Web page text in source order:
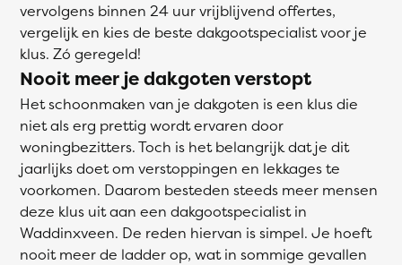
vervolgens binnen 24 uur vrijblijvend offertes,
vergelijk en kies de beste dakgootspecialist voor je
klus. Zó geregeld!
Nooit meer je dakgoten verstopt
Het schoonmaken van je dakgoten is een klus die
niet als erg prettig wordt ervaren door
woningbezitters. Toch is het belangrijk dat je dit
jaarlijks doet om verstoppingen en lekkages te
voorkomen. Daarom besteden steeds meer mensen
deze klus uit aan een dakgootspecialist in
Waddinxveen. De reden hiervan is simpel. Je hoeft
nooit meer de ladder op, wat in sommige gevallen